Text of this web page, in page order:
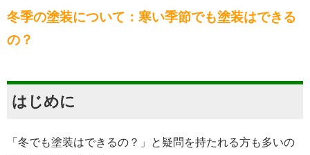
冬季の塗装について：寒い季節でも塗装はできる
の？
はじめに
「冬でも塗装はできるの？」と疑問を持たれる方も多いの